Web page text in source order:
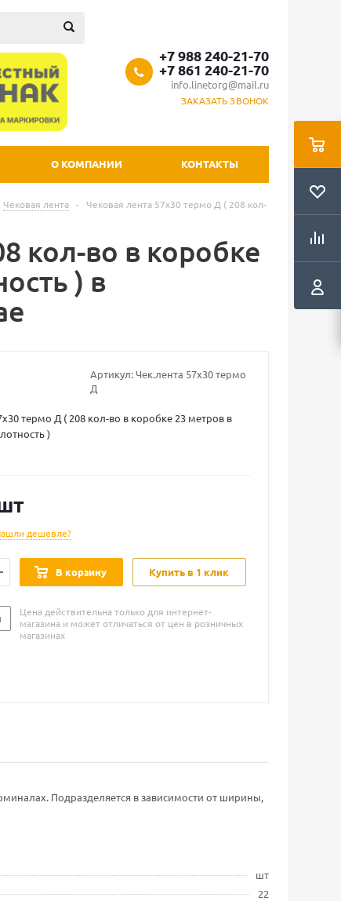
+7 988 240-21-70
+7 861 240-21-70
info.linetorg@mail.ru
ЗАКАЗАТЬ ЗВОНОК
О КОМПАНИИ КОНТАКТЫ
Чековая лента -
Чековая лента 57х30 термо Д ( 208 кол-
кол-во в коробке
) в
Артикул: Чек.лента 57х30 термо
Д
термо Д ( 208 кол-во в коробке 23 метров в
)
дешевле?
В корзину Купить в 1 клик
Цена действительна только для интернет-
магазина и может отличаться от цен в розничных
магазинах
Подразделяется в зависимости от ширины,
шт
22